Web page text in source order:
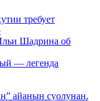
требует
Шадрина об
— легенда
айанын суолунан.